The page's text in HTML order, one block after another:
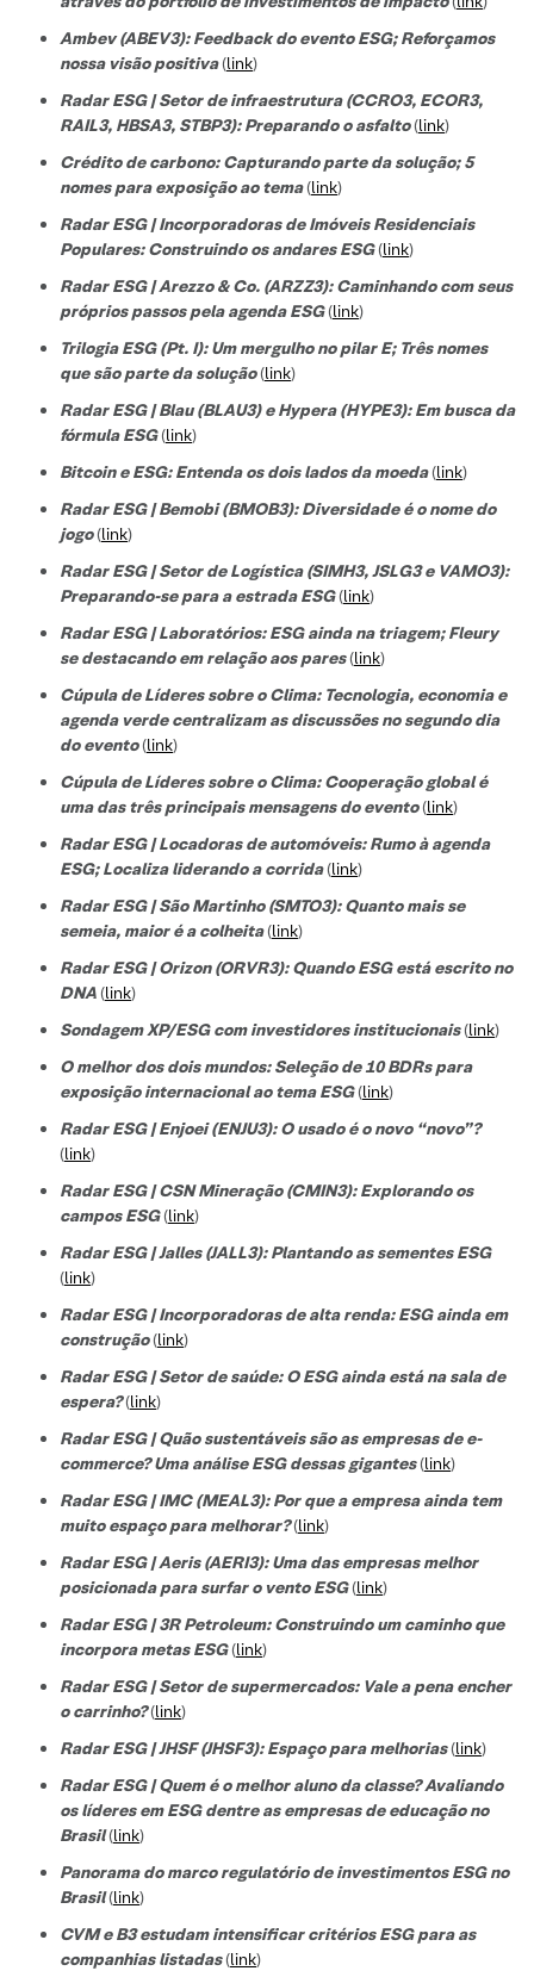
Ambev (ABEV3): Feedback do evento ESG; Reforçamos
nossa visão positiva(link)
Radar ESG | Setor de infraestrutura (CCRO3, ECOR3,
RAIL3, HBSA3, STBP3): Preparando o asfalto(link)
Crédito de carbono: Capturando parte da solução; 5
nomes para exposição ao tema(link)
Radar ESG | Incorporadoras de Imóveis Residenciais
Populares: Construindo os andares ESG(link)
Radar ESG | Arezzo & Co. (ARZZ3): Caminhando com seus
próprios passos pela agenda ESG(link)
Trilogia ESG (Pt. I): Um mergulho no pilar E; Três nomes
que são parte da solução(link)
Radar ESG | Blau (BLAU3) e Hypera (HYPE3): Em busca da
fórmula ESG(link)
Bitcoin e ESG: Entenda os dois lados da moeda(link)
Radar ESG | Bemobi (BMOB3): Diversidade é o nome do
jogo(link)
Radar ESG | Setor de Logística (SIMH3, JSLG3 e VAMO3):
Preparando-se para a estrada ESG(link)
Radar ESG | Laboratórios: ESG ainda na triagem; Fleury
se destacando em relação aos pares(link)
Cúpula de Líderes sobre o Clima: Tecnologia, economia e
agenda verde centralizam as discussões no segundo dia
do evento(link)
Cúpula de Líderes sobre o Clima: Cooperação global é
uma das três principais mensagens do evento(link)
Radar ESG | Locadoras de automóveis: Rumo à agenda
ESG; Localiza liderando a corrida(link)
Radar ESG | São Martinho (SMTO3): Quanto mais se
semeia, maior é a colheita(link)
Radar ESG | Orizon (ORVR3): Quando ESG está escrito no
DNA(link)
Sondagem XP/ESG com investidores institucionais(link)
O melhor dos dois mundos: Seleção de 10 BDRs para
exposição internacional ao tema ESG(link)
Radar ESG | Enjoei (ENJU3): O usado é o novo “novo”?
(link)
Radar ESG | CSN Mineração (CMIN3): Explorando os
campos ESG(link)
Radar ESG | Jalles (JALL3): Plantando as sementes ESG
(link)
Radar ESG | Incorporadoras de alta renda: ESG ainda em
construção(link)
Radar ESG | Setor de saúde: O ESG ainda está na sala de
espera?(link)
Radar ESG | Quão sustentáveis são as empresas de e-
commerce? Uma análise ESG dessas gigantes(link)
Radar ESG | IMC (MEAL3): Por que a empresa ainda tem
muito espaço para melhorar?(link)
Radar ESG | Aeris (AERI3): Uma das empresas melhor
posicionada para surfar o vento ESG(link)
Radar ESG | 3R Petroleum: Construindo um caminho que
incorpora metas ESG(link)
Radar ESG | Setor de supermercados: Vale a pena encher
o carrinho?(link)
Radar ESG | JHSF (JHSF3): Espaço para melhorias(link)
Radar ESG | Quem é o melhor aluno da classe? Avaliando
os líderes em ESG dentre as empresas de educação no
Brasil(link)
Panorama do marco regulatório de investimentos ESG no
Brasil(link)
CVM e B3 estudam intensificar critérios ESG para as
companhias listadas(link)